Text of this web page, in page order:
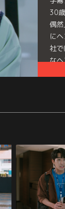
30
偶
に
社
な